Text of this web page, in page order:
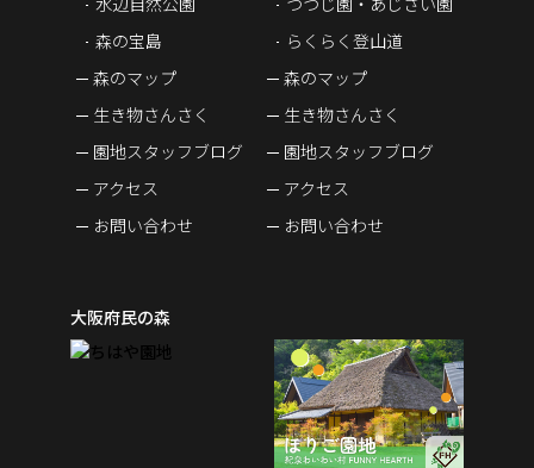
森の宝島
森のマップ
生き物さんさく
園地スタッフブログ
アクセス
お問い合わせ
らくらく登山道
森のマップ
生き物さんさく
園地スタッフブログ
アクセス
お問い合わせ
大阪府民の森